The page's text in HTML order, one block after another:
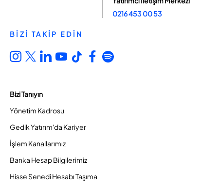
0216 453 00 53
BİZİ TAKİP EDİN
Bizi Tanıyın
Yönetim Kadrosu
Gedik Yatırım'da Kariyer
İşlem Kanallarımız
Banka Hesap Bilgilerimiz
Hisse Senedi Hesabı Taşıma